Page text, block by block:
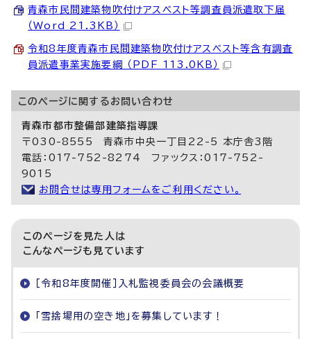
青森市民間建築物吹付けアスベスト等調査員派遣取下届
（Word 21.3KB）
令和8年度青森市民間建築物吹付けアスベスト等含有調査
員派遣事業実施要綱 （PDF 113.0KB）
このページに関する お問い合わせ
青森市都市整備部建築指導課
〒030-8555 青森市中央一丁目22-5 本庁舎3階
電話：017-752-8274 ファックス：017-752-
9015
お問合せは専用フォームをご利用ください。
このページを見た人は
こんなページも見ています
［令和8年度開催］入札監視委員会の会議概要
「雪捨場用の空き地」を募集しています！